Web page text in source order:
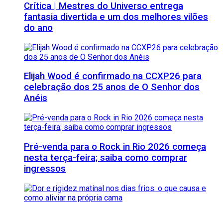
Crítica | Mestres do Universo entrega
fantasia divertida e um dos melhores vilões
do ano
Elijah Wood é confirmado na CCXP26 para
celebração dos 25 anos de O Senhor dos
Anéis
Pré-venda para o Rock in Rio 2026 começa
nesta terça-feira; saiba como comprar
ingressos